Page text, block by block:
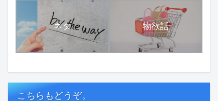
ネタ 物欲話
こちらもどうぞ。